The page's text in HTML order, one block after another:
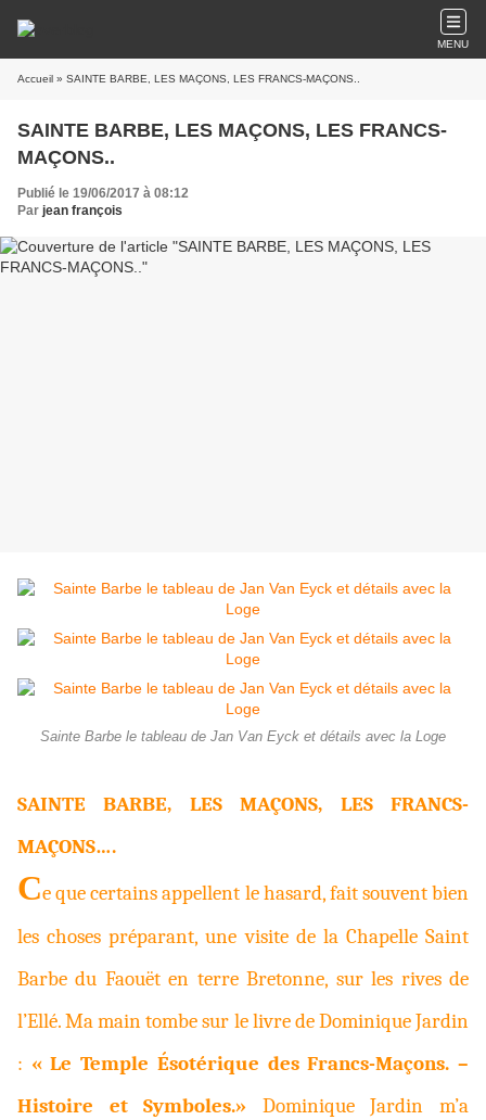
MENU
Accueil » SAINTE BARBE, LES MAÇONS, LES FRANCS-MAÇONS..
SAINTE BARBE, LES MAÇONS, LES FRANCS-
MAÇONS..
Publié le 19/06/2017 à 08:12
Par jean françois
Sainte Barbe le tableau de Jan Van Eyck et détails avec la Loge
SAINTE BARBE, LES MAÇONS, LES FRANCS-
MAÇONS….
Ce que certains appellent le hasard, fait souvent bien
les choses préparant, une visite de la Chapelle Saint
Barbe du Faouët en terre Bretonne, sur les rives de
l’Ellé. Ma main tombe sur le livre de Dominique Jardin
: « Le Temple Ésotérique des Francs-Maçons. –
Histoire et Symboles.» Dominique Jardin m’a